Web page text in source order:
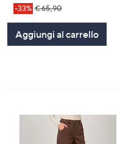
-33% € 65,90
Aggiungi al carrello